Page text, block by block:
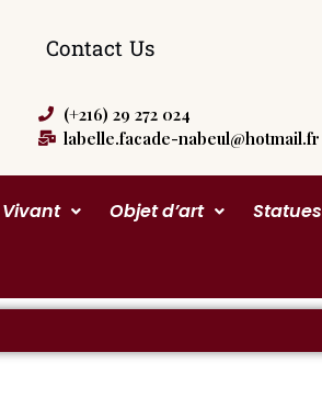
Contact Us
(+216) 29 272 024
labelle.facade-nabeul@hotmail.fr
Vivant Objet d’art Statues